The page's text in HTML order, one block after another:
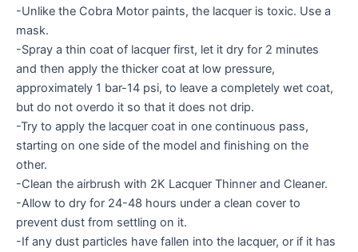
-Unlike the Cobra Motor paints, the lacquer is toxic. Use a
mask.
-Spray a thin coat of lacquer first, let it dry for 2 minutes
and then apply the thicker coat at low pressure,
approximately 1 bar-14 psi, to leave a completely wet coat,
but do not overdo it so that it does not drip.
-Try to apply the lacquer coat in one continuous pass,
starting on one side of the model and finishing on the
other.
-Clean the airbrush with 2K Lacquer Thinner and Cleaner.
-Allow to dry for 24-48 hours under a clean cover to
prevent dust from settling on it.
-If any dust particles have fallen into the lacquer, or if it has